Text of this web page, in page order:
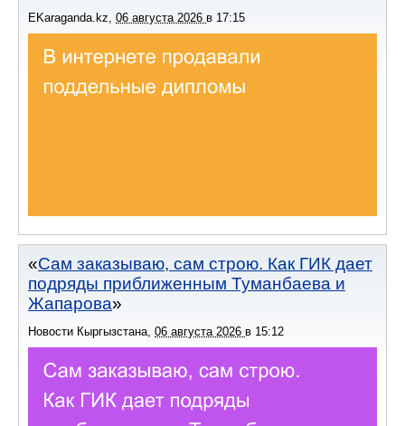
EKaraganda.kz 06 августа 2026 в 17:15
Сам заказываю, сам строю. Как ГИК дает
подряды приближенным Туманбаева и
Жапарова
Новости Кыргызстана 06 августа 2026 в 15:12